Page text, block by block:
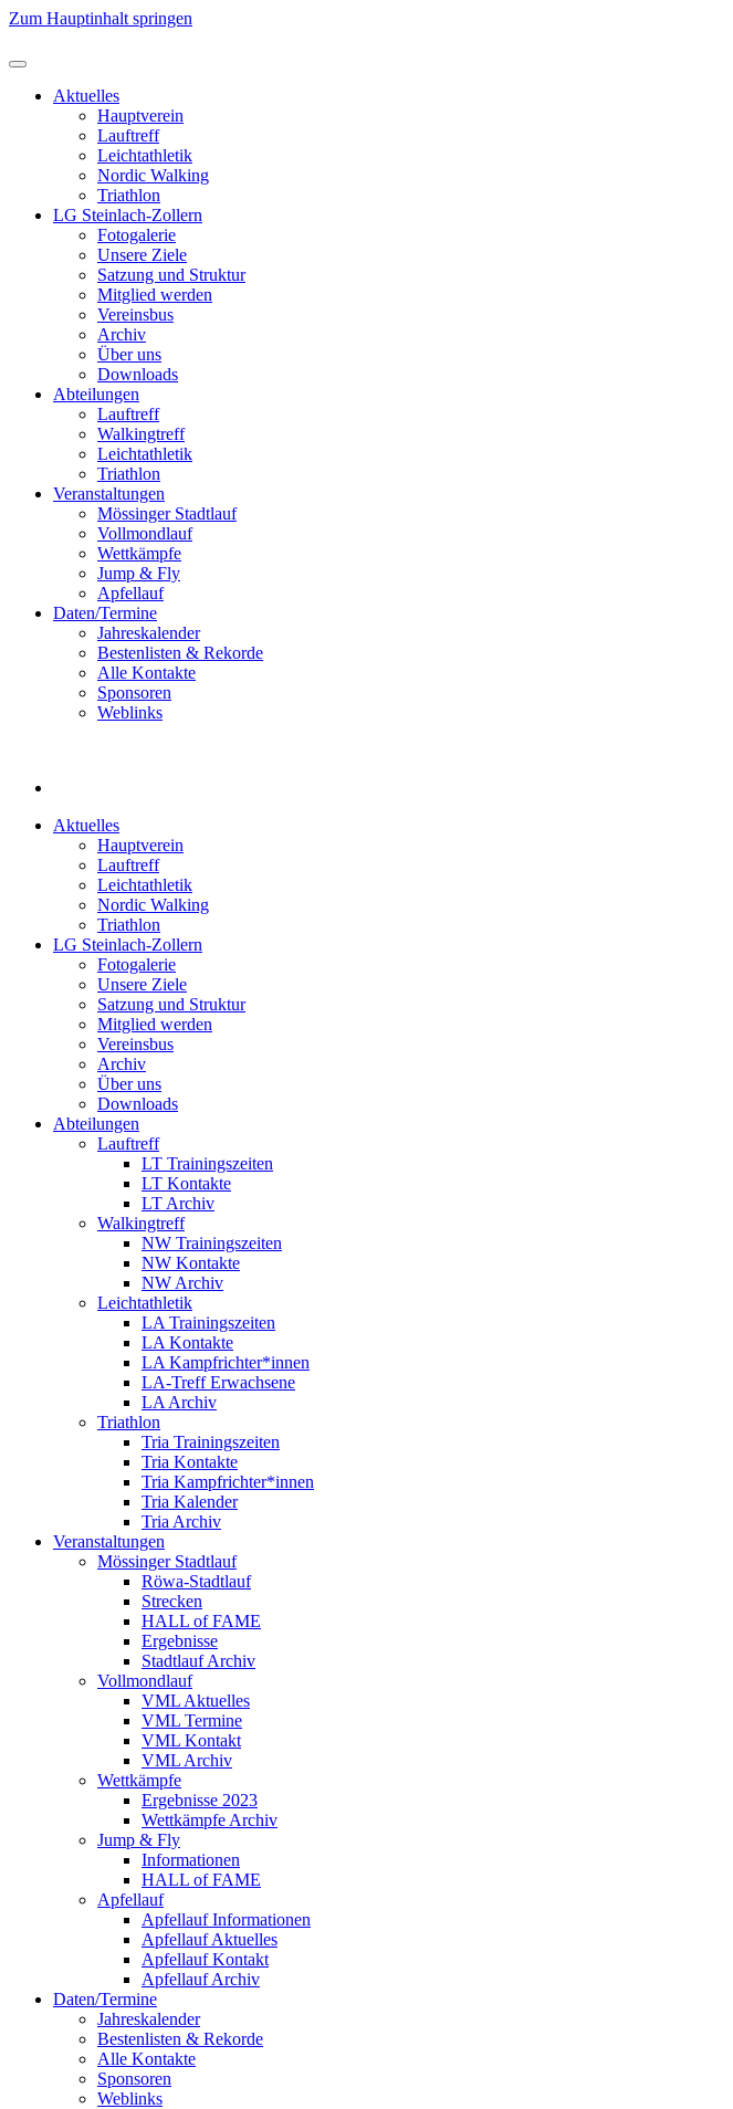
Zum Hauptinhalt springen
Aktuelles
Hauptverein
Lauftreff
Leichtathletik
Nordic Walking
Triathlon
LG Steinlach-Zollern
Fotogalerie
Unsere Ziele
Satzung und Struktur
Mitglied werden
Vereinsbus
Archiv
Über uns
Downloads
Abteilungen
Lauftreff
Walkingtreff
Leichtathletik
Triathlon
Veranstaltungen
Mössinger Stadtlauf
Vollmondlauf
Wettkämpfe
Jump & Fly
Apfellauf
Daten/Termine
Jahreskalender
Bestenlisten & Rekorde
Alle Kontakte
Sponsoren
Weblinks
Aktuelles
Hauptverein
Lauftreff
Leichtathletik
Nordic Walking
Triathlon
LG Steinlach-Zollern
Fotogalerie
Unsere Ziele
Satzung und Struktur
Mitglied werden
Vereinsbus
Archiv
Über uns
Downloads
Abteilungen
Lauftreff
LT Trainingszeiten
LT Kontakte
LT Archiv
Walkingtreff
NW Trainingszeiten
NW Kontakte
NW Archiv
Leichtathletik
LA Trainingszeiten
LA Kontakte
LA Kampfrichter*innen
LA-Treff Erwachsene
LA Archiv
Triathlon
Tria Trainingszeiten
Tria Kontakte
Tria Kampfrichter*innen
Tria Kalender
Tria Archiv
Veranstaltungen
Mössinger Stadtlauf
Röwa-Stadtlauf
Strecken
HALL of FAME
Ergebnisse
Stadtlauf Archiv
Vollmondlauf
VML Aktuelles
VML Termine
VML Kontakt
VML Archiv
Wettkämpfe
Ergebnisse 2023
Wettkämpfe Archiv
Jump & Fly
Informationen
HALL of FAME
Apfellauf
Apfellauf Informationen
Apfellauf Aktuelles
Apfellauf Kontakt
Apfellauf Archiv
Daten/Termine
Jahreskalender
Bestenlisten & Rekorde
Alle Kontakte
Sponsoren
Weblinks